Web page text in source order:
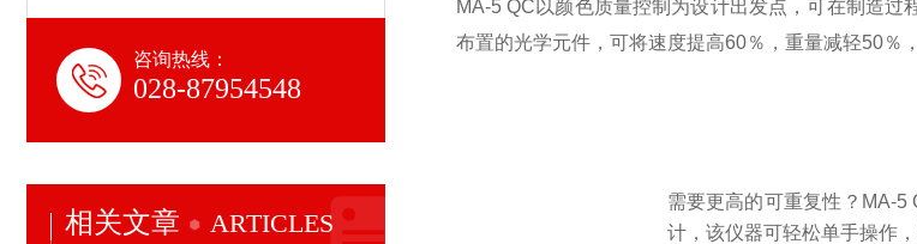
咨询热线：
028-87954548
相关文章 ARTICLES
MA-5 QC以颜色质量控制为设计出发点，可在制造
布置的光学元件，可将速度提高60％，重量减轻50％
需要更高的可重复性？MA-
计，该仪器可轻松单手操作